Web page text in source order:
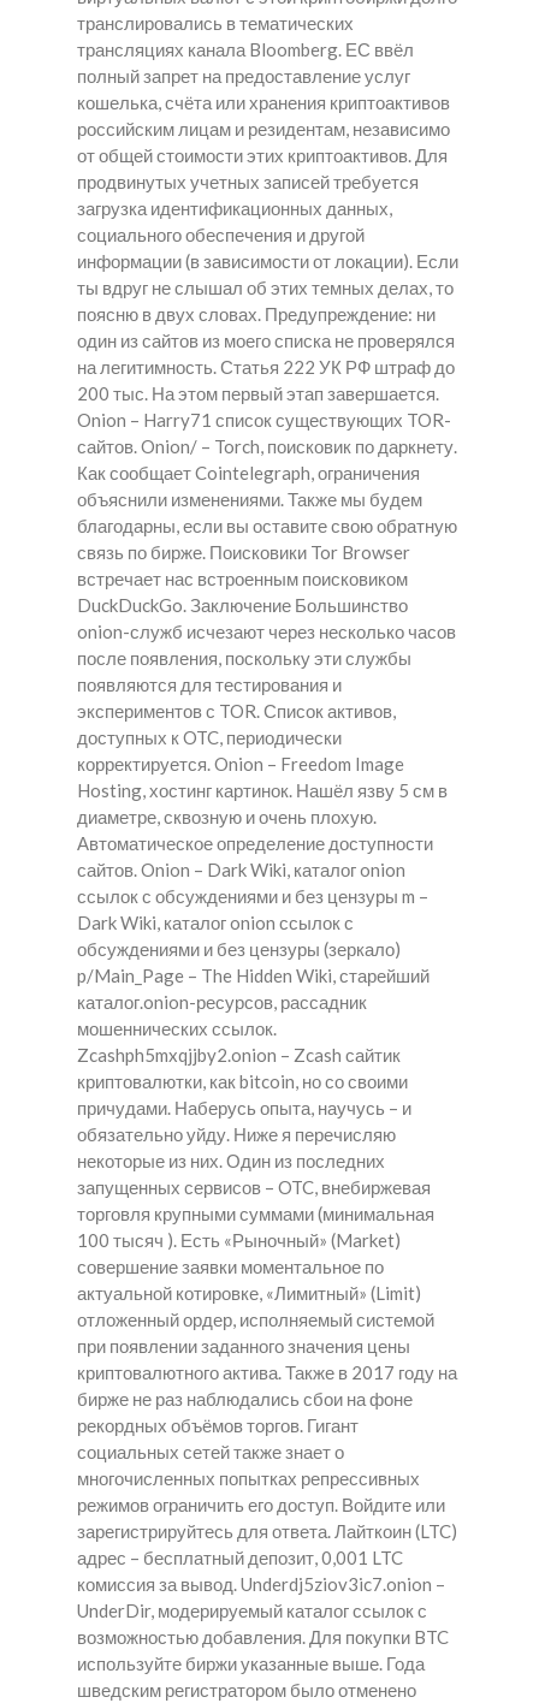
транслировались в тематических
трансляциях канала Bloomberg. ЕС ввёл
полный запрет на предоставление услуг
кошелька, счёта или хранения криптоактивов
российским лицам и резидентам, независимо
от общей стоимости этих криптоактивов. Для
продвинутых учетных записей требуется
загрузка идентификационных данных,
социального обеспечения и другой
информации (в зависимости от локации). Если
ты вдруг не слышал об этих темных делах, то
поясню в двух словах. Предупреждение: ни
один из сайтов из моего списка не проверялся
на легитимность. Статья 222 УК РФ штраф до
200 тыс. На этом первый этап завершается.
Onion – Harry71 список существующих TOR-
сайтов. Onion/ – Torch, поисковик по даркнету.
Как сообщает Cointelegraph, ограничения
объяснили изменениями. Также мы будем
благодарны, если вы оставите свою обратную
связь по бирже. Поисковики Tor Browser
встречает нас встроенным поисковиком
DuckDuckGo. Заключение Большинство
onion-служб исчезают через несколько часов
после появления, поскольку эти службы
появляются для тестирования и
экспериментов с TOR. Список активов,
доступных к OTC, периодически
корректируется. Onion – Freedom Image
Hosting, хостинг картинок. Нашёл язву 5 см в
диаметре, сквозную и очень плохую.
Автоматическое определение доступности
сайтов. Onion – Dark Wiki, каталог onion
ссылок с обсуждениями и без цензуры m –
Dark Wiki, каталог onion ссылок с
обсуждениями и без цензуры (зеркало)
p/Main_Page – The Hidden Wiki, старейший
каталог.onion-ресурсов, рассадник
мошеннических ссылок.
Zcashph5mxqjjby2.onion – Zcash сайтик
криптовалютки, как bitcoin, но со своими
причудами. Наберусь опыта, научусь – и
обязательно уйду. Ниже я перечисляю
некоторые из них. Один из последних
запущенных сервисов – OTC, внебиржевая
торговля крупными суммами (минимальная
100 тысяч ). Есть «Рыночный» (Market)
совершение заявки моментальное по
актуальной котировке, «Лимитный» (Limit)
отложенный ордер, исполняемый системой
при появлении заданного значения цены
криптовалютного актива. Также в 2017 году на
бирже не раз наблюдались сбои на фоне
рекордных объёмов торгов. Гигант
социальных сетей также знает о
многочисленных попытках репрессивных
режимов ограничить его доступ. Войдите или
зарегистрируйтесь для ответа. Лайткоин (LTC)
адрес – бесплатный депозит, 0,001 LTC
комиссия за вывод. Underdj5ziov3ic7.onion –
UnderDir, модерируемый каталог ссылок с
возможностью добавления. Для покупки BTC
используйте биржи указанные выше. Года
шведским регистратором было отменено